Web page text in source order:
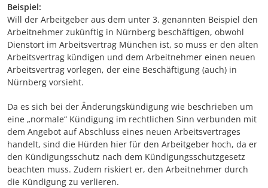
Beispiel:
Will der Arbeitgeber aus dem unter 3. genannten Beispiel den
Arbeitnehmer zukünftig in Nürnberg beschäftigen, obwohl
Dienstort im Arbeitsvertrag München ist, so muss er den alten
Arbeitsvertrag kündigen und dem Arbeitnehmer einen neuen
Arbeitsvertrag vorlegen, der eine Beschäftigung (auch) in
Nürnberg vorsieht.
Da es sich bei der Änderungskündigung wie beschrieben um
eine „normale“ Kündigung im rechtlichen Sinn verbunden mit
dem Angebot auf Abschluss eines neuen Arbeitsvertrages
handelt, sind die Hürden hier für den Arbeitgeber hoch, da er
den Kündigungsschutz nach dem Kündigungsschutzgesetz
beachten muss. Zudem riskiert er, den Arbeitnehmer durch
die Kündigung zu verlieren.